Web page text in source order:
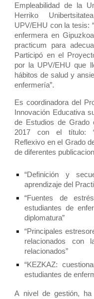
Empleabilidad de la
Herriko
UPV/EHU con la tesis:
enfermera en
practicum para
Participó en el
por la UPV/EHU que
hábitos de salud y
enfermería”.
Es coordinadora del
Innovación Educativa
de Estudios de Grado
2017 con el título:
Reflexivo en el Grado
de diferentes
“Definición y
aprendizaje del
“Fuentes de
estudiantes de
diplomatura”
“Principales
relacionados con
relacionados”
“KEZKAZ:
estudiantes de
A nivel de gestión, ha